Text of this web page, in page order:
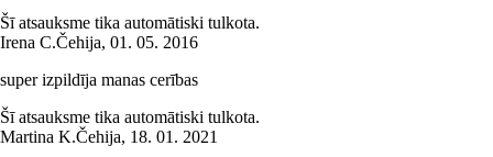
Šī atsauksme tika automātiski tulkota.
Irena C.Čehija, 01. 05. 2016
super izpildīja manas cerības
Šī atsauksme tika automātiski tulkota.
Martina K.Čehija, 18. 01. 2021